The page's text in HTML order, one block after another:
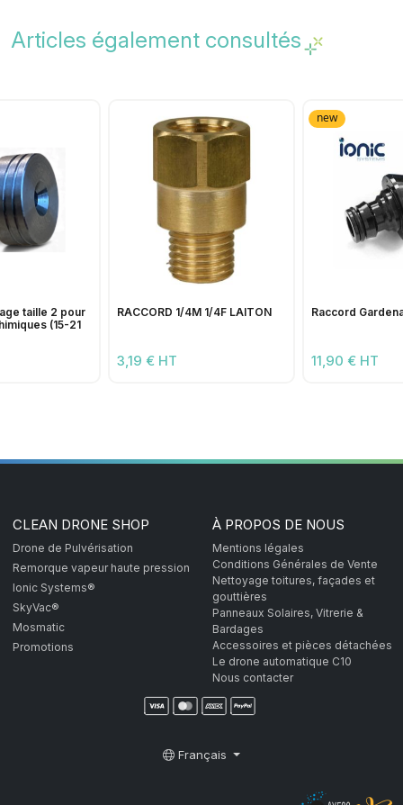
Articles également consultés
taille 2 pour
(15-21
RACCORD 1/4M 1/4F LAITON
3,19 € HT
new
Raccord
11,90 € HT
CLEAN DRONE SHOP
Drone de Pulvérisation
Remorque vapeur haute pression
Ionic Systems®
SkyVac®
Mosmatic
Promotions
À PROPOS DE NOUS
Mentions légales
Conditions Générales de Vente
Nettoyage toitures, façades et
gouttières
Panneaux Solaires, Vitrerie &
Bardages
Accessoires et pièces détachées
Le drone automatique C10
Nous contacter
Français